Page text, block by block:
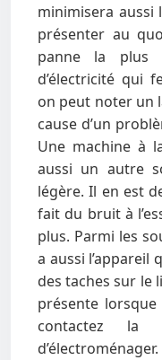
minimisera aussi
présenter au
panne la plus
d’électricité qui
on peut noter un
cause d’un
Une machine à
aussi un autre
légère. Il en est
fait du bruit à
plus. Parmi les
a aussi l’appareil
des taches sur le
présente
contactez la